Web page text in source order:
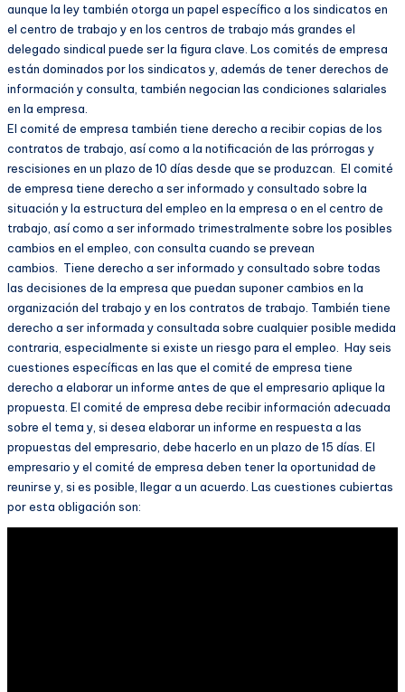
aunque la ley también otorga un papel específico a los sindicatos en
el centro de trabajo y en los centros de trabajo más grandes el
delegado sindical puede ser la figura clave. Los comités de empresa
están dominados por los sindicatos y, además de tener derechos de
información y consulta, también negocian las condiciones salariales
en la empresa.
El comité de empresa también tiene derecho a recibir copias de los
contratos de trabajo, así como a la notificación de las prórrogas y
rescisiones en un plazo de 10 días desde que se produzcan. El comité
de empresa tiene derecho a ser informado y consultado sobre la
situación y la estructura del empleo en la empresa o en el centro de
trabajo, así como a ser informado trimestralmente sobre los posibles
cambios en el empleo, con consulta cuando se prevean
cambios. Tiene derecho a ser informado y consultado sobre todas
las decisiones de la empresa que puedan suponer cambios en la
organización del trabajo y en los contratos de trabajo. También tiene
derecho a ser informada y consultada sobre cualquier posible medida
contraria, especialmente si existe un riesgo para el empleo. Hay seis
cuestiones específicas en las que el comité de empresa tiene
derecho a elaborar un informe antes de que el empresario aplique la
propuesta. El comité de empresa debe recibir información adecuada
sobre el tema y, si desea elaborar un informe en respuesta a las
propuestas del empresario, debe hacerlo en un plazo de 15 días. El
empresario y el comité de empresa deben tener la oportunidad de
reunirse y, si es posible, llegar a un acuerdo. Las cuestiones cubiertas
por esta obligación son: